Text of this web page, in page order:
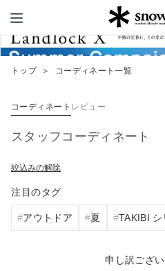
Snow
トップ ＞ コーディネート一覧
コーディネート レビュー
スタッフコーディネート
絞込みの解除
注目のタグ
アウトドア 夏 TAKIBI シ
申し訳ござい